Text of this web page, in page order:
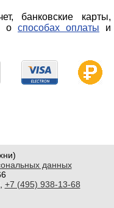
банковские карты,
о способах оплаты и
данных
, +7 (495) 938-13-68